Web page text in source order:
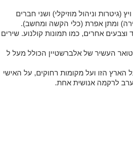
וניהול מוזיקלי) ושני חברים
ומתן אפרת (כלי הקשה ומחשב).
אחרים, כמו תמונות קולנוע. שירים
העשיר של אלברשטיין הכולל מעל ל
הארץ הזו ועל מקומות רחוקים, על האישי
לרקמה אנושית אחת.